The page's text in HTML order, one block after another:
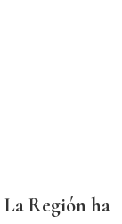
La Región ha